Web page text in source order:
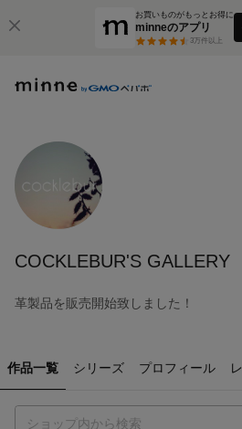
お買いものがもっとお得に
minneのアプリ
3万件以上
COCKLEBUR'S GALLERY
革製品を販売開始致しました！
作品一覧 シリーズ プロフィール